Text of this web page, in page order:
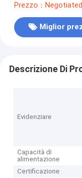
Prezzo：
Miglior
Descrizione Di
Evidenziare
Capacità di
alimentazione
Certificazione